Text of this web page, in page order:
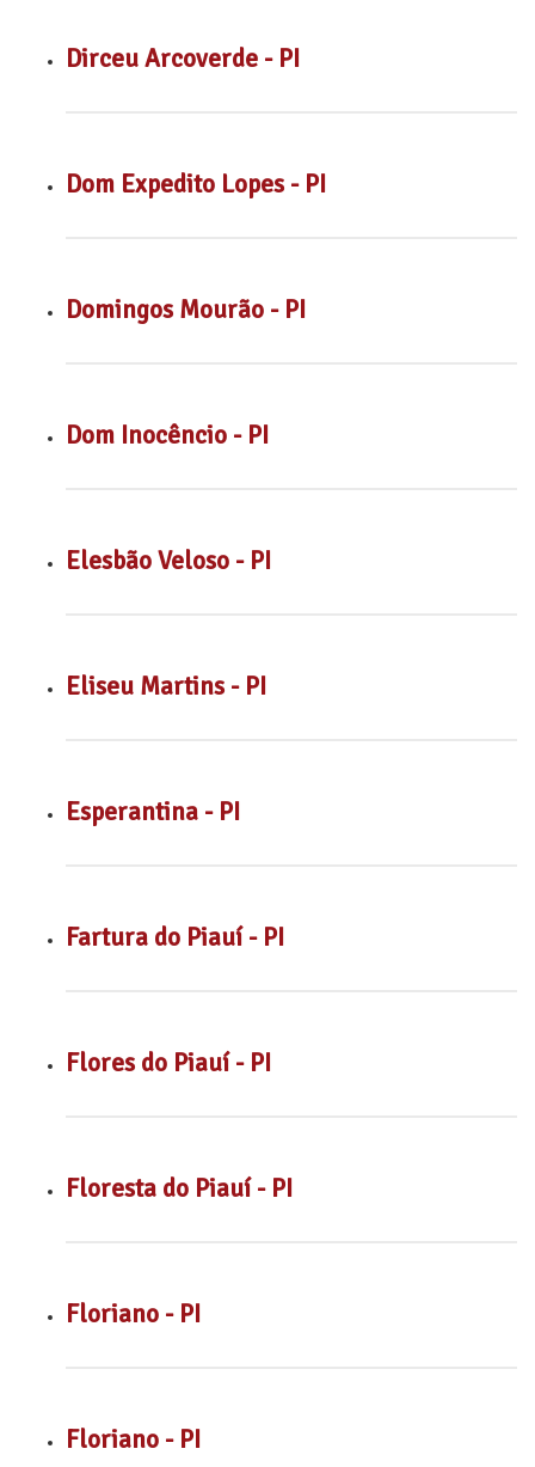
Dirceu Arcoverde - PI
Dom Expedito Lopes - PI
Domingos Mourão - PI
Dom Inocêncio - PI
Elesbão Veloso - PI
Eliseu Martins - PI
Esperantina - PI
Fartura do Piauí - PI
Flores do Piauí - PI
Floresta do Piauí - PI
Floriano - PI
Floriano - PI